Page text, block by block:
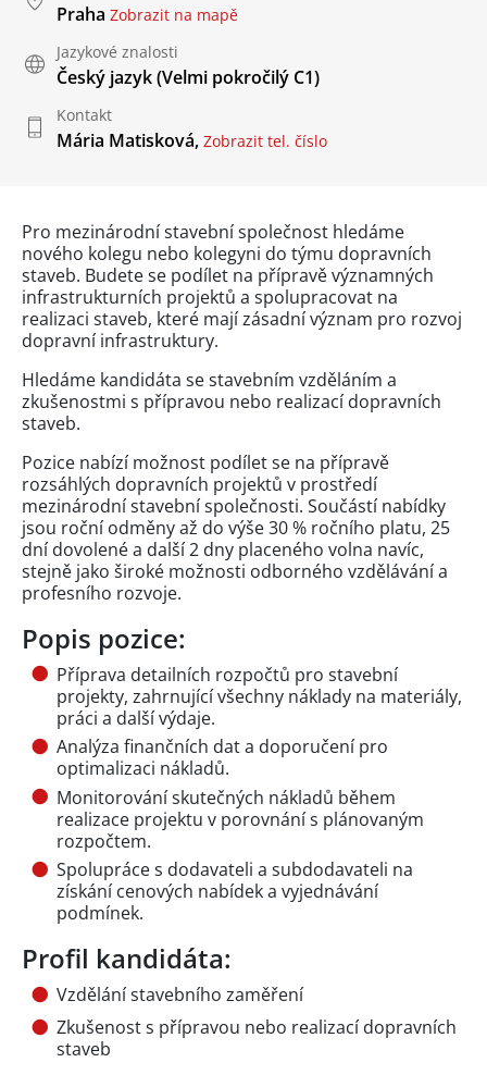
Praha Zobrazit na mapě
Jazykové znalosti
Český jazyk(Velmi pokročilý C1)
Kontakt
Mária Matisková, Zobrazit tel. číslo
Pro mezinárodní stavební společnost hledáme
nového kolegu nebo kolegyni do týmu dopravních
staveb. Budete se podílet na přípravě významných
infrastrukturních projektů a spolupracovat na
realizaci staveb, které mají zásadní význam pro rozvoj
dopravní infrastruktury.
Hledáme kandidáta se stavebním vzděláním a
zkušenostmi s přípravou nebo realizací dopravních
staveb.
Pozice nabízí možnost podílet se na přípravě
rozsáhlých dopravních projektů v prostředí
mezinárodní stavební společnosti. Součástí nabídky
jsou roční odměny až do výše 30 % ročního platu, 25
dní dovolené a další 2 dny placeného volna navíc,
stejně jako široké možnosti odborného vzdělávání a
profesního rozvoje.
Popis pozice:
Příprava detailních rozpočtů pro stavební
projekty, zahrnující všechny náklady na materiály,
práci a další výdaje.
Analýza finančních dat a doporučení pro
optimalizaci nákladů.
Monitorování skutečných nákladů během
realizace projektu v porovnání s plánovaným
rozpočtem.
Spolupráce s dodavateli a subdodavateli na
získání cenových nabídek a vyjednávání
podmínek.
Profil kandidáta:
Vzdělání stavebního zaměření
Zkušenost s přípravou nebo realizací dopravních
staveb